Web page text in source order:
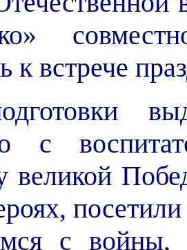
к встрече
с
великой
с войны,